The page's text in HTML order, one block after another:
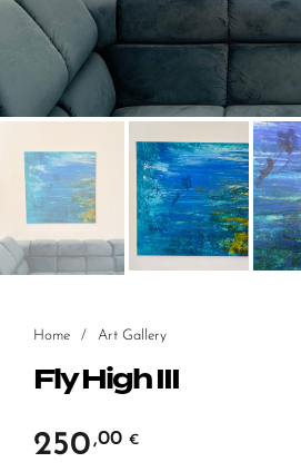
Home / Art Gallery
Fly High III
250 ,00 €